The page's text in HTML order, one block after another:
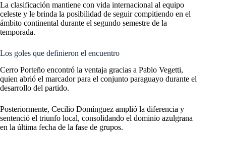
La clasificación mantiene con vida internacional al equipo
celeste y le brinda la posibilidad de seguir compitiendo en el
ámbito continental durante el segundo semestre de la
temporada.
Los goles que definieron el encuentro
Cerro Porteño encontró la ventaja gracias a Pablo Vegetti,
quien abrió el marcador para el conjunto paraguayo durante el
desarrollo del partido.
Posteriormente, Cecilio Domínguez amplió la diferencia y
sentenció el triunfo local, consolidando el dominio azulgrana
en la última fecha de la fase de grupos.